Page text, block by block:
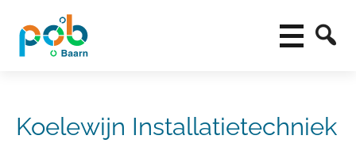
Koelewijn Installatietechniek